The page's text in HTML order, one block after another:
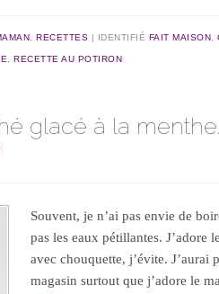
,RECETTES IDENTIFIÉ FAIT MAISON ,
,RECETTE AU POTIRON
glacé à la
Souvent, je n’ai pas envie de
pas les eaux pétillantes. J’adore
avec chouquette, j’évite. J’aurai
magasin surtout que j’adore le